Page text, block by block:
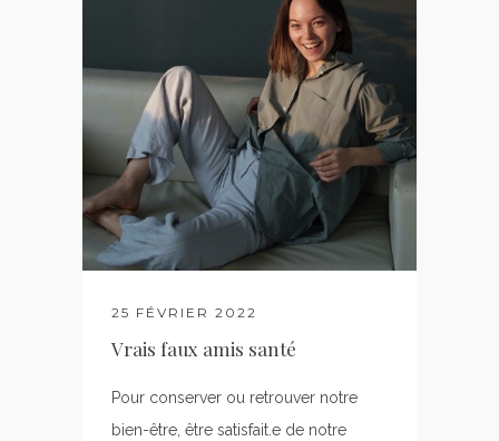
25 FÉVRIER 2022
Vrais faux amis santé
Pour conserver ou retrouver notre
bien-être, être satisfait.e de notre